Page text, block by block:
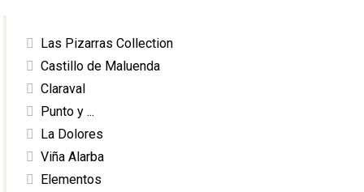
Las Pizarras Collection
Castillo de Maluenda
Claraval
Punto y ...
La Dolores
Viña Alarba
Elementos